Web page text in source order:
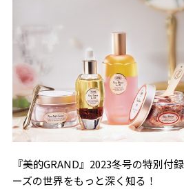
『美的GRAND』2023冬号の特別付
ーズの世界をもっと深く知る！